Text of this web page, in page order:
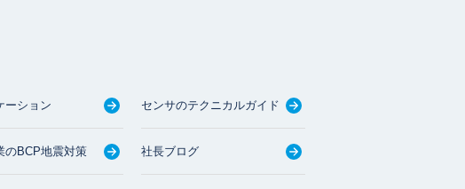
ーション センサのテクニカルガイド
のBCP地震対策 社長ブログ